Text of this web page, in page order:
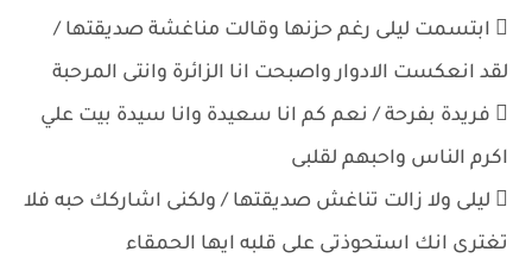
 ابتسمت ليلى رغم حزنها وقالت مناغشة صديقتها /
لقد انعكست الادوار واصبحت انا الزائرة وانتى المرحبة
 فريدة بفرحة / نعم كم انا سعيدة وانا سيدة بيت علي
اكرم الناس واحبهم لقلبى
 ليلى ولا زالت تناغش صديقتها / ولكنى اشاركك حبه فلا
تغترى انك استحوذتى على قلبه ايها الحمقاء